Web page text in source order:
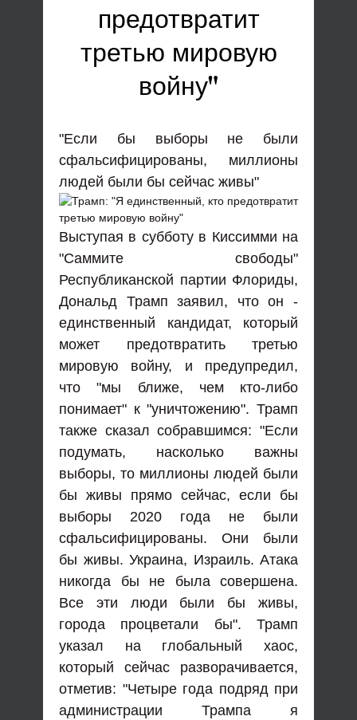
предотвратит
третью мировую
войну"
"Если бы выборы не были
сфальсифицированы, миллионы
людей были бы сейчас живы"
Выступая в субботу в Киссимми на
"Саммите свободы"
Республиканской партии Флориды,
Дональд Трамп заявил, что он -
единственный кандидат, который
может предотвратить третью
мировую войну, и предупредил,
что "мы ближе, чем кто-либо
понимает" к "уничтожению". Трамп
также сказал собравшимся: "Если
подумать, насколько важны
выборы, то миллионы людей были
бы живы прямо сейчас, если бы
выборы 2020 года не были
сфальсифицированы. Они были
бы живы. Украина, Израиль. Атака
никогда бы не была совершена.
Все эти люди были бы живы,
города процветали бы". Трамп
указал на глобальный хаос,
который сейчас разворачивается,
отметив: "Четыре года подряд при
администрации Трампа я